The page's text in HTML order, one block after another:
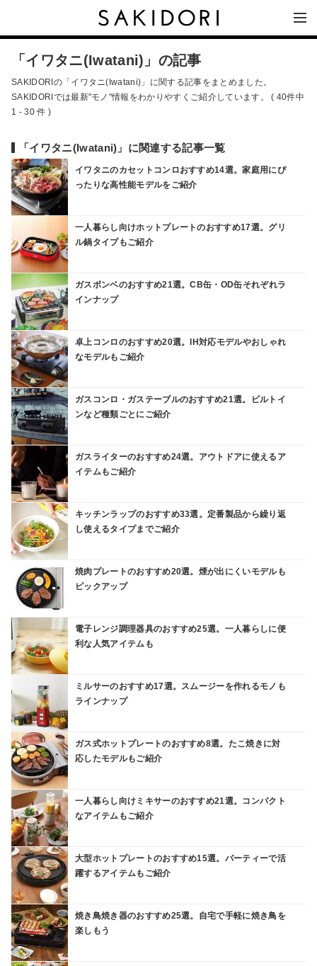
「イワタニ(Iwatani)」の記事
SAKIDORIの「イワタニ(Iwatani)」に関する記事をまとめました。
SAKIDORIでは最新"モノ"情報をわかりやすくご紹介しています。 ( 40件中
1 - 30 件 )
「イワタニ(Iwatani)」に関連する記事一覧
イワタニのカセットコンロおすすめ14選。家庭用にぴ
ったりな高性能モデルをご紹介
一人暮らし向けホットプレートのおすすめ17選。グリ
ル鍋タイプもご紹介
ガスボンベのおすすめ21選。CB缶・OD缶それぞれラ
インナップ
卓上コンロのおすすめ20選。IH対応モデルやおしゃれ
なモデルもご紹介
ガスコンロ・ガステーブルのおすすめ21選。ビルトイ
ンなど種類ごとにご紹介
ガスライターのおすすめ24選。アウトドアに使えるア
イテムもご紹介
キッチンラップのおすすめ33選。定番製品から繰り返
し使えるタイプまでご紹介
焼肉プレートのおすすめ20選。煙が出にくいモデルも
ピックアップ
電子レンジ調理器具のおすすめ25選。一人暮らしに便
利な人気アイテムも
ミルサーのおすすめ17選。スムージーを作れるモノも
ラインナップ
ガス式ホットプレートのおすすめ8選。たこ焼きに対
応したモデルもご紹介
一人暮らし向けミキサーのおすすめ21選。コンパクト
なアイテムもご紹介
大型ホットプレートのおすすめ15選。パーティーで活
躍するアイテムもご紹介
焼き鳥焼き器のおすすめ25選。自宅で手軽に焼き鳥を
楽しもう